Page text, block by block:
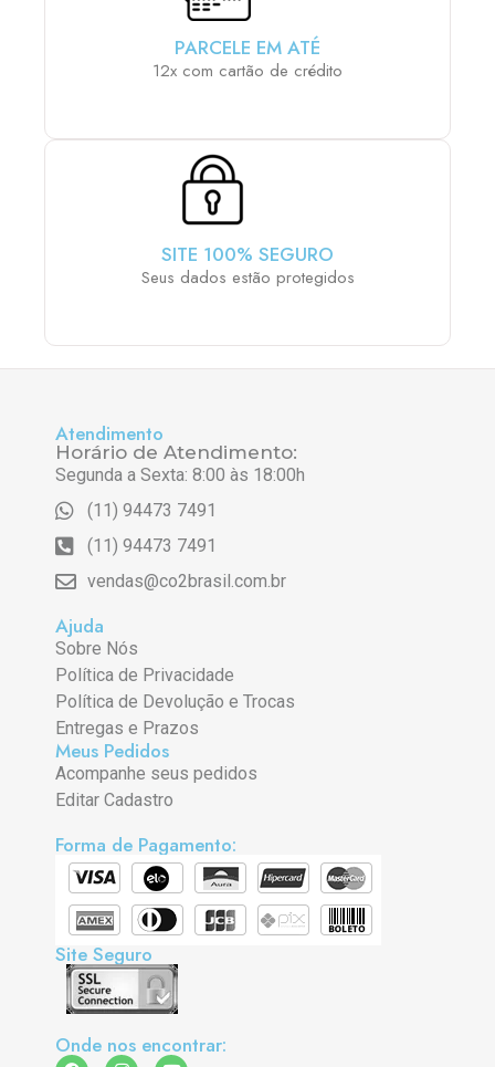
PARCELE EM ATÉ
12x com cartão de crédito
SITE 100% SEGURO
Seus dados estão protegidos
Atendimento
Horário de Atendimento:
Segunda a Sexta: 8:00 às 18:00h
(11) 94473 7491
(11) 94473 7491
vendas@co2brasil.com.br
Ajuda
Sobre Nós
Política de Privacidade
Política de Devolução e Trocas
Entregas e Prazos
Meus Pedidos
Acompanhe seus pedidos
Editar Cadastro
Forma de Pagamento:
Site Seguro
Onde nos encontrar: